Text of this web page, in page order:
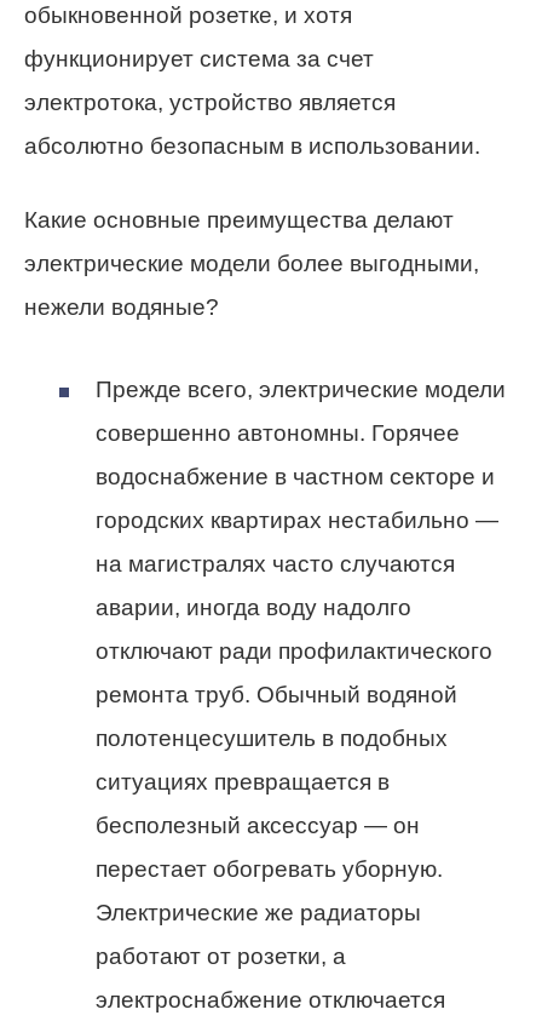
обыкновенной розетке, и хотя
функционирует система за счет
электротока, устройство является
абсолютно безопасным в использовании.
Какие основные преимущества делают
электрические модели более выгодными,
нежели водяные?
Прежде всего, электрические модели
совершенно автономны. Горячее
водоснабжение в частном секторе и
городских квартирах нестабильно —
на магистралях часто случаются
аварии, иногда воду надолго
отключают ради профилактического
ремонта труб. Обычный водяной
полотенцесушитель в подобных
ситуациях превращается в
бесполезный аксессуар — он
перестает обогревать уборную.
Электрические же радиаторы
работают от розетки, а
электроснабжение отключается